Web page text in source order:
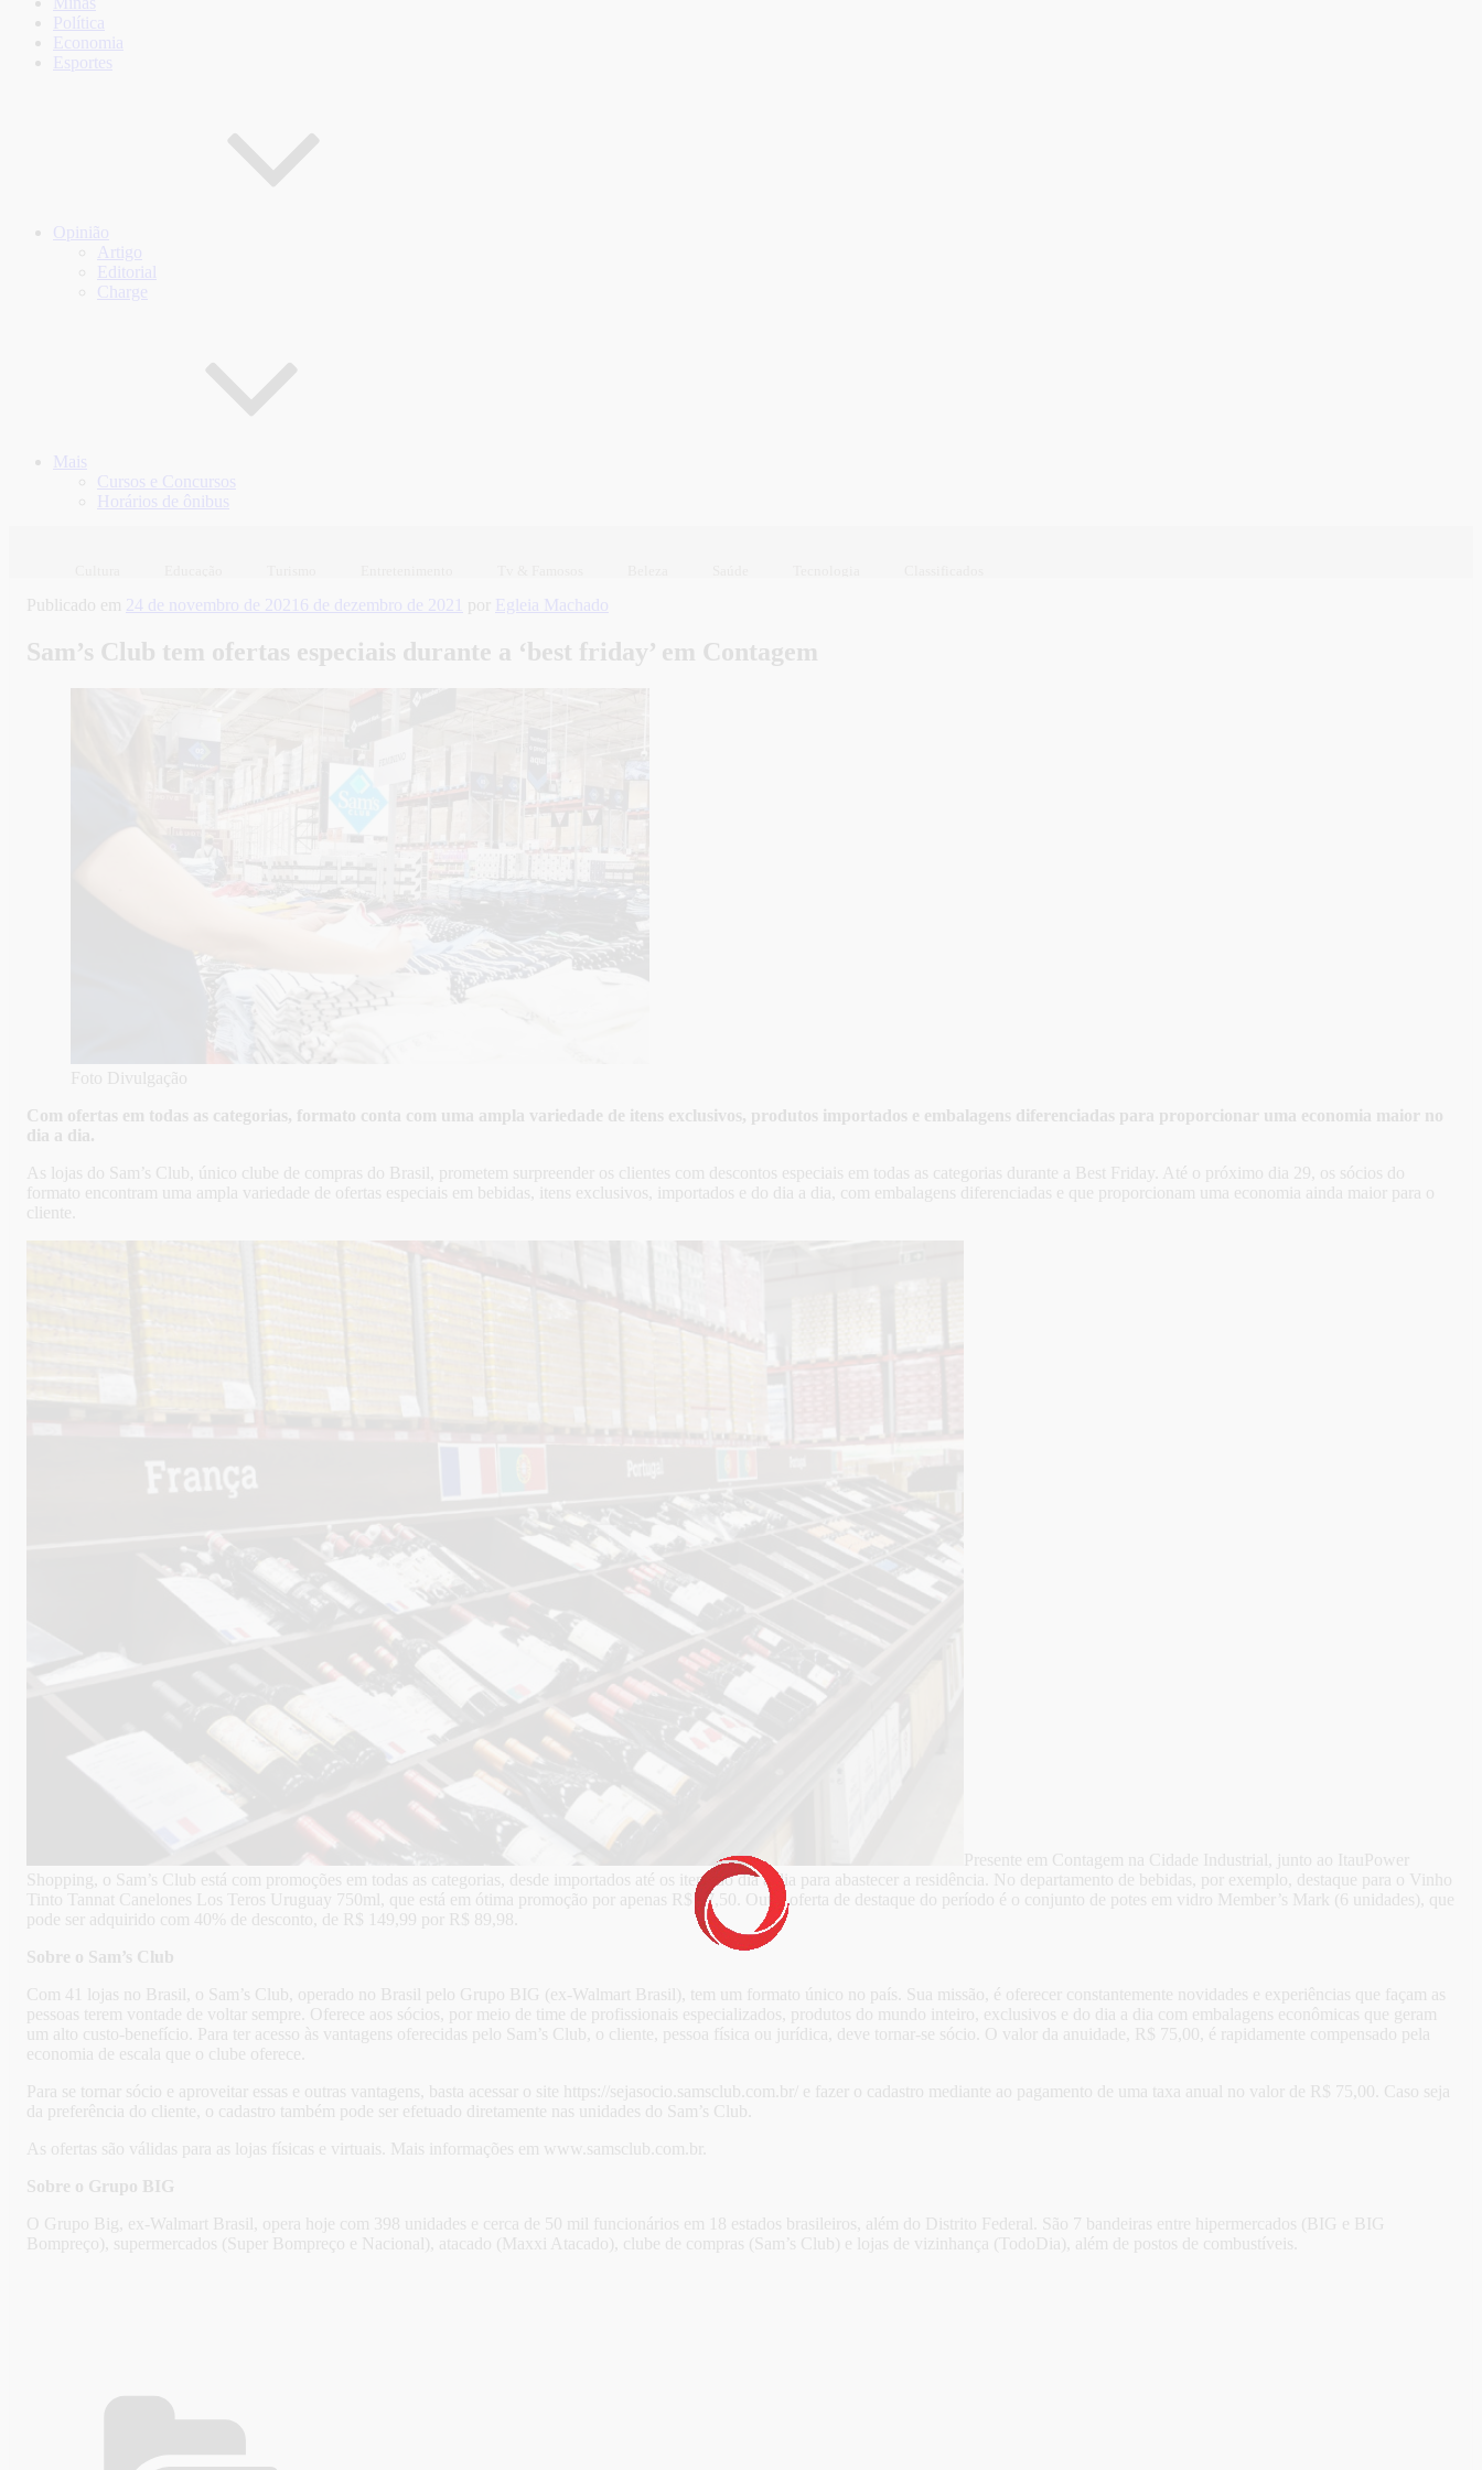
Política
Economia
Esportes
Opinião
Artigo
Editorial
Charge
Mais
Cursos e Concursos
Horários de ônibus
Publicado em 24 de novembro de 2021 6 de dezembro de 2021 por Egleia Machado
Sam’s Club tem ofertas especiais durante a ‘best friday’ em Contagem
Foto Divulgação
Com ofertas em todas as categorias, formato conta com uma ampla variedade de itens exclusivos, produtos importados e embalagens diferenciadas para proporcionar uma economia maior no
dia a dia.
As lojas do Sam’s Club, único clube de compras do Brasil, prometem surpreender os clientes com descontos especiais em todas as categorias durante a Best Friday. Até o próximo dia 29, os sócios do
formato encontram uma ampla variedade de ofertas especiais em bebidas, itens exclusivos, importados e do dia a dia, com embalagens diferenciadas e que proporcionam uma economia ainda maior para o
cliente.
Presente em Contagem na Cidade Industrial, junto ao ItauPower
Shopping, o Sam’s Club está com promoções em todas as categorias, desde importados até os itens do dia a dia para abastecer a residência. No departamento de bebidas, por exemplo, destaque para o Vinho
Tinto Tannat Canelones Los Teros Uruguay 750ml, que está em ótima promoção por apenas R$ 27,50. Outra oferta de destaque do período é o conjunto de potes em vidro Member’s Mark (6 unidades), que
pode ser adquirido com 40% de desconto, de R$ 149,99 por R$ 89,98.
Sobre o Sam’s Club
Com 41 lojas no Brasil, o Sam’s Club, operado no Brasil pelo Grupo BIG (ex-Walmart Brasil), tem um formato único no país. Sua missão, é oferecer constantemente novidades e experiências que façam as
pessoas terem vontade de voltar sempre. Oferece aos sócios, por meio de time de profissionais especializados, produtos do mundo inteiro, exclusivos e do dia a dia com embalagens econômicas que geram
um alto custo-benefício. Para ter acesso às vantagens oferecidas pelo Sam’s Club, o cliente, pessoa física ou jurídica, deve tornar-se sócio. O valor da anuidade, R$ 75,00, é rapidamente compensado pela
economia de escala que o clube oferece.
Para se tornar sócio e aproveitar essas e outras vantagens, basta acessar o site https://sejasocio.samsclub.com.br/ e fazer o cadastro mediante ao pagamento de uma taxa anual no valor de R$ 75,00. Caso seja
da preferência do cliente, o cadastro também pode ser efetuado diretamente nas unidades do Sam’s Club.
As ofertas são válidas para as lojas físicas e virtuais. Mais informações em www.samsclub.com.br.
Sobre o Grupo BIG
O Grupo Big, ex-Walmart Brasil, opera hoje com 398 unidades e cerca de 50 mil funcionários em 18 estados brasileiros, além do Distrito Federal. São 7 bandeiras entre hipermercados (BIG e BIG
Bompreço), supermercados (Super Bompreço e Nacional), atacado (Maxxi Atacado), clube de compras (Sam’s Club) e lojas de vizinhança (TodoDia), além de postos de combustíveis.